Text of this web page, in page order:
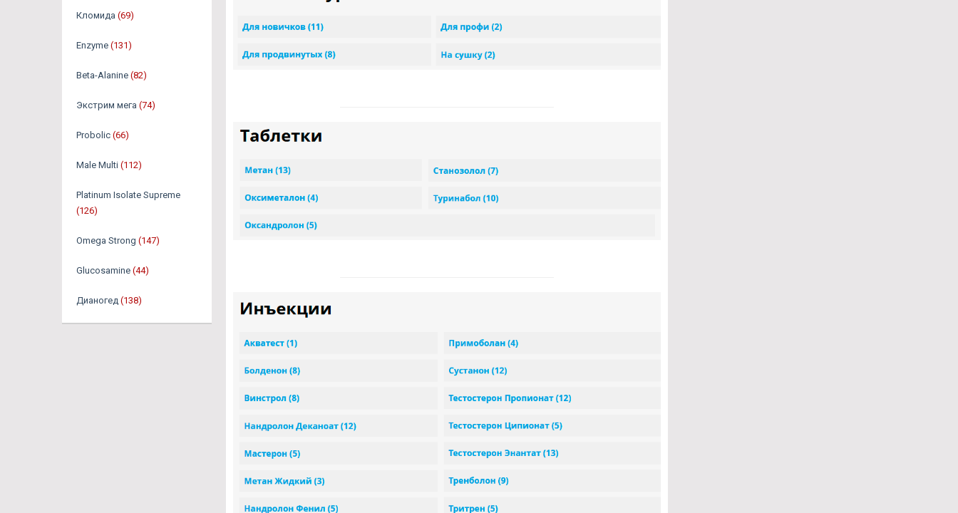
Кломида (69)
Enzyme (131)
Beta-Alanine (82)
Экстрим мега (74)
Probolic (66)
Male Multi (112)
Platinum Isolate Supreme
(126)
Omega Strong (147)
Glucosamine (44)
Дианогед (138)